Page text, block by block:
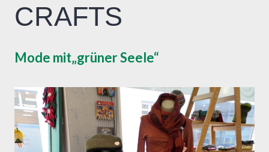
CRAFTS
Mode mit„grüner Seele“